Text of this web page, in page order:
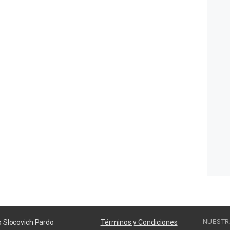
Slocovich Pardo Términos y Condiciones